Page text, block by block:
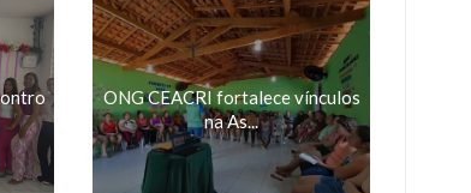
ONG CEACRI fortalece vínculos
na As...